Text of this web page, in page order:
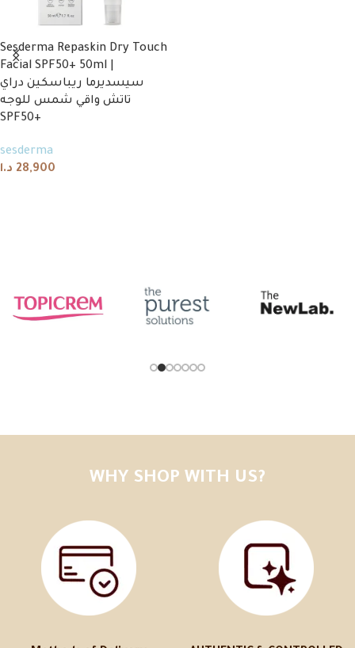
Sesderma Repaskin Dry Touch
Facial SPF50+ 50ml |
سيسديرما ريباسكين دراي
تاتش واقي شمس للوجه
SPF50+
sesderma
28,900 د.ا
WHY SHOP WITH US?